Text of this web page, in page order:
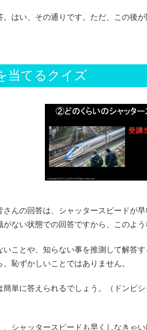
はい、その通りです。ただ、この後が
当てるクイズ
の回答は、シャッタースピードが早
ない状態での回答ですから、このよう
ことや、知らない事を推測して解答
恥ずかしいことではありません。
単に答えられるでしょう。（ドンピ
シャッタースピードも早くしなきゃ